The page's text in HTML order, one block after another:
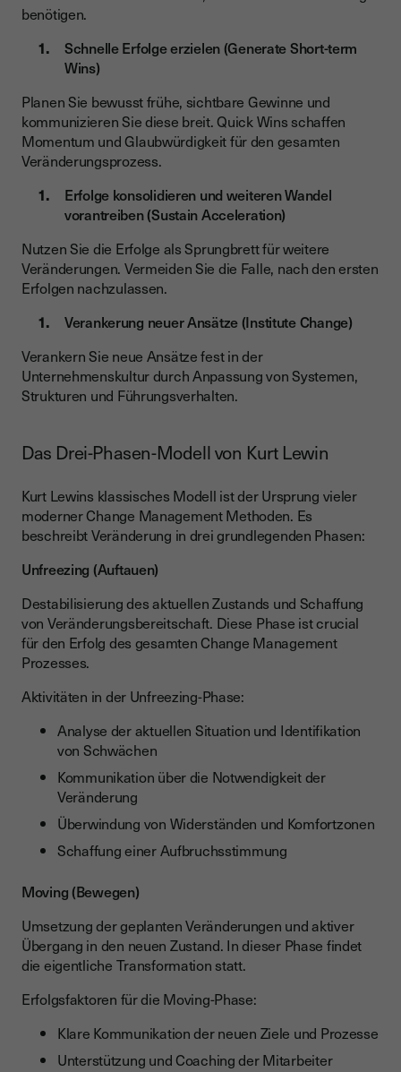
benötigen.
Schnelle Erfolge erzielen (Generate Short-term
Wins)
Planen Sie bewusst frühe, sichtbare Gewinne und
kommunizieren Sie diese breit. Quick Wins schaffen
Momentum und Glaubwürdigkeit für den gesamten
Veränderungsprozess.
Erfolge konsolidieren und weiteren Wandel
vorantreiben (Sustain Acceleration)
Nutzen Sie die Erfolge als Sprungbrett für weitere
Veränderungen. Vermeiden Sie die Falle, nach den ersten
Erfolgen nachzulassen.
Verankerung neuer Ansätze (Institute Change)
Verankern Sie neue Ansätze fest in der
Unternehmenskultur durch Anpassung von Systemen,
Strukturen und Führungsverhalten.
Das Drei-Phasen-Modell von Kurt Lewin
Kurt Lewins klassisches Modell ist der Ursprung vieler
moderner Change Management Methoden. Es
beschreibt Veränderung in drei grundlegenden Phasen:
Unfreezing (Auftauen)
Destabilisierung des aktuellen Zustands und Schaffung
von Veränderungsbereitschaft. Diese Phase ist crucial
für den Erfolg des gesamten Change Management
Prozesses.
Aktivitäten in der Unfreezing-Phase:
Analyse der aktuellen Situation und Identifikation
von Schwächen
Kommunikation über die Notwendigkeit der
Veränderung
Überwindung von Widerständen und Komfortzonen
Schaffung einer Aufbruchsstimmung
Moving (Bewegen)
Umsetzung der geplanten Veränderungen und aktiver
Übergang in den neuen Zustand. In dieser Phase findet
die eigentliche Transformation statt.
Erfolgsfaktoren für die Moving-Phase:
Klare Kommunikation der neuen Ziele und Prozesse
Unterstützung und Coaching der Mitarbeiter